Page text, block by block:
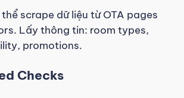
scrape dữ liệu từ OTA pages
Lấy thông tin: room types,
promotions.
Checks